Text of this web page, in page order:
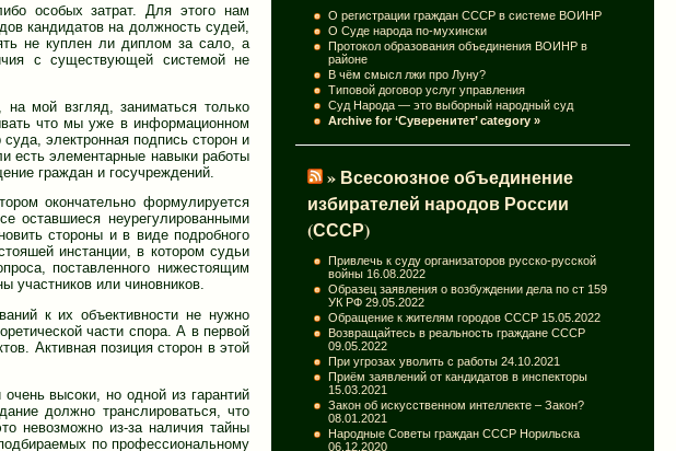
О регистрации граждан СССР в системе ВОИНР
О Суде народа по-мухински
Протокол образования объединения ВОИНР в
районе
В чём смысл лжи про Луну?
Типовой договор услуг управления
Суд Народа — это выборный народный суд
Archive for ‘Суверенитет’ category »
» Всесоюзное объединение
избирателей народов России
(СССР)
Привлечь к суду организаторов русско-русской
войны 16.08.2022
Образец заявления о возбуждении дела по ст 159
УК РФ 29.05.2022
Обращение к жителям городов СССР 15.05.2022
Возвращайтесь в реальность граждане СССР
09.05.2022
При угрозах уволить с работы 24.10.2021
Приём заявлений от кандидатов в инспекторы
15.03.2021
Закон об искусственном интеллекте – Закон?
08.01.2021
Народные Советы граждан СССР Норильска
06.12.2020
особых затрат. Для этого нам
кандидатов на должность судей,
не куплен ли диплом за сало, а
с существующей системой не
мой взгляд, заниматься только
что мы уже в информационном
электронная подпись сторон и
есть элементарные навыки работы
граждан и госучреждений.
окончательно формулируется
оставшиеся неурегулированными
стороны и в виде подробного
инстанции, в котором судьи
поставленного нижестоящим
участников или чиновников.
к их объективности не нужно
части спора. А в первой
Активная позиция сторон в этой
высоки, но одной из гарантий
должно транслироваться, что
невозможно из-за наличия тайны
по профессиональному